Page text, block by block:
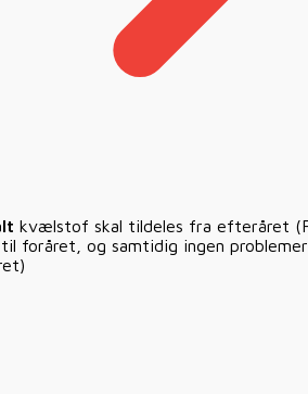
kvælstof skal tildeles fra efteråret
foråret, og samtidig ingen